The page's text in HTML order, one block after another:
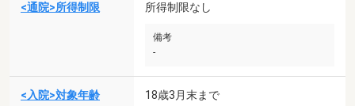
<通院>所得制限 所得制限なし
備考
-
<入院>対象年齢 18歳3月末まで